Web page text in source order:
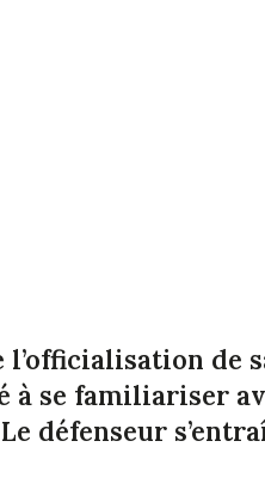
l’officialisation de
à se familiariser
défenseur